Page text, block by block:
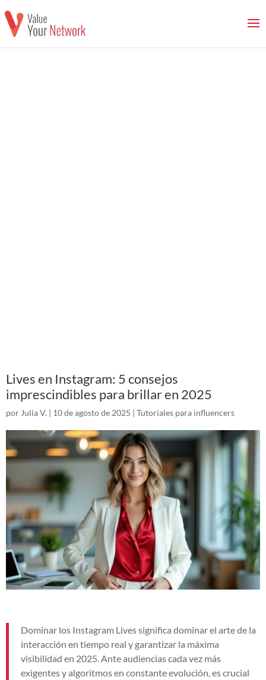
Lives en Instagram: 5 consejos
imprescindibles para brillar en 2025
por Julia V. | 10 de agosto de 2025 | Tutoriales para influencers
Dominar los Instagram Lives significa dominar el arte de la
interacción en tiempo real y garantizar la máxima
visibilidad en 2025. Ante audiencias cada vez más
exigentes y algoritmos en constante evolución, es crucial